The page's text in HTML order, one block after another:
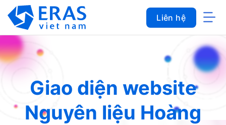
qua
dung
Liên hệ
Giao diện website
Nguyên liệu Hoàng